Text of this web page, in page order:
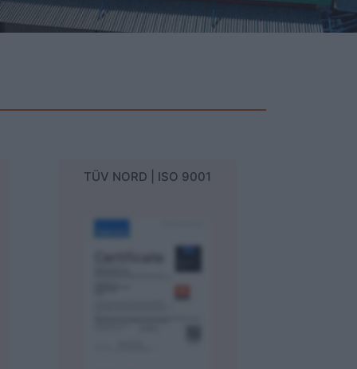
TÜV NORD | ISO 9001Εταιρικές Πιστοποιήσεις